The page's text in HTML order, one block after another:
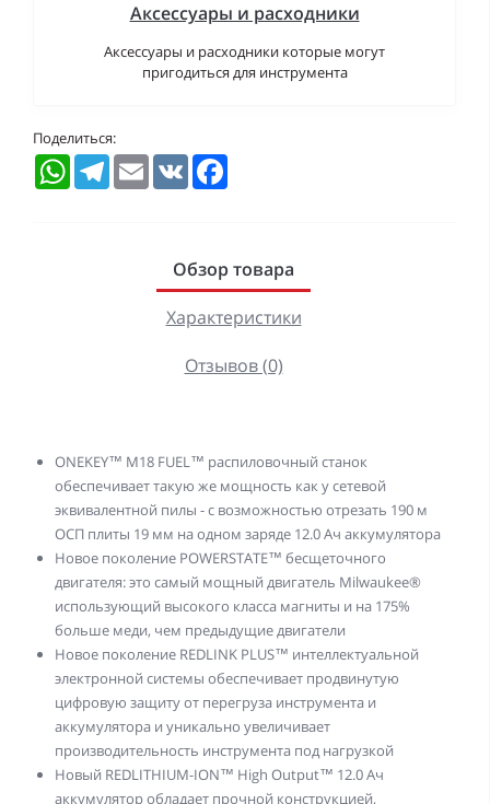
Аксессуары и расходники
Аксессуары и расходники которые могут
пригодиться для инструмента
Поделиться:
WhatsAppTelegramEmail VK
Обзор товара
Характеристики
Отзывов (0)
ONEKEY™ M18 FUEL™ распиловочный станок
обеспечивает такую же мощность как у сетевой
эквивалентной пилы - с возможностью отрезать 190 м
ОСП плиты 19 мм на одном заряде 12.0 Aч аккумулятора
Новое поколение POWERSTATE™ бесщеточного
двигателя: это самый мощный двигатель Milwaukee®
использующий высокого класса магниты и на 175%
больше меди, чем предыдущие двигатели
Новое поколение REDLINK PLUS™ интеллектуальной
электронной системы обеспечивает продвинутую
цифровую защиту от перегруза инструмента и
аккумулятора и уникально увеличивает
производительность инструмента под нагрузкой
Новый REDLITHIUM-ION™ High Output™ 12.0 Aч
аккумулятор обладает прочной конструкцией,